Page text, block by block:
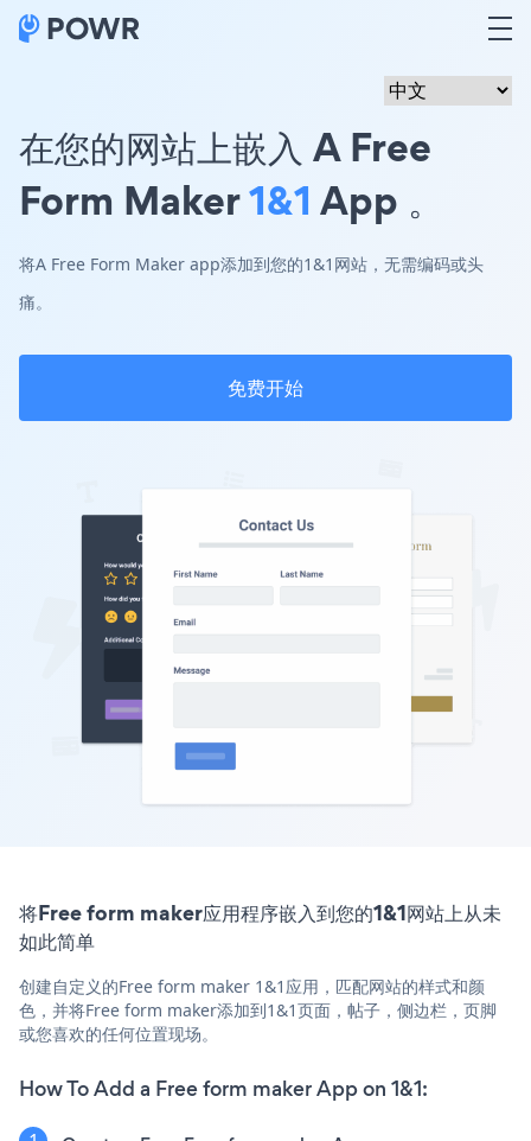
在您的网站上嵌入 A Free
Form Maker1&1 App 。
将A Free Form Maker app添加到您的1&1网站，无需编码或头
痛。
免费开始
将Free form maker应用程序嵌入到您的1&1网站上从未
如此简单
创建自定义的Free form maker 1&1应用，匹配网站的样式和颜
色，并将Free form maker添加到1&1页面，帖子，侧边栏，页脚
或您喜欢的任何位置现场。
How To Add a Free form maker App on 1&1: